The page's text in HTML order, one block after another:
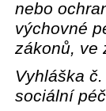
nebo
výchovné
zákonů, ve
Vyhláška
sociální